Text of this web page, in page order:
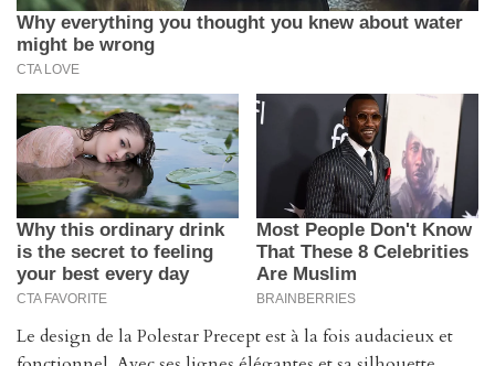
Le design de la Polestar Precept est à la fois audacieux et